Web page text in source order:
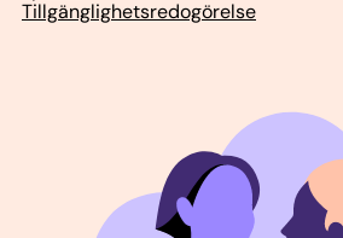
Tillgänglighetsredogörelse